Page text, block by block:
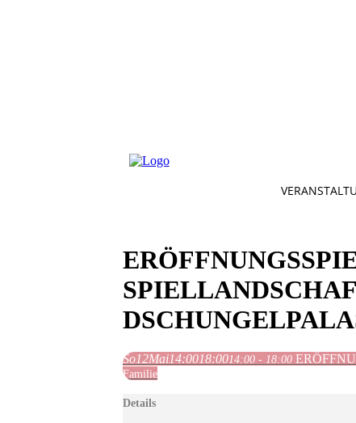
So12Mai14:0018:0014:00 - 18:00
Familie
Details